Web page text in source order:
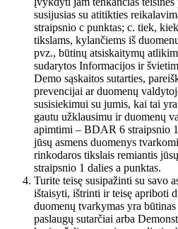
susijusias su atitikties
straipsnio c punktas; c. tiek,
tikslams, kylančiems iš
pvz., būtinų atsiskaitymų
sudarytos Informacijos ir
Demo sąskaitos sutarties,
prevencijai ar duomenų
susisiekimui su jumis, kai tai
gautu užklausimu ir duomenų
apimtimi – BDAR 6 straipsnio
jūsų asmens duomenys
rinkodaros tikslais remiantis
straipsnio 1 dalies a punktas.
Turite teisę susipažinti su savo
ištaisyti, ištrinti ir teisę apriboti
duomenų tvarkymas yra
paslaugų sutarčiai arba